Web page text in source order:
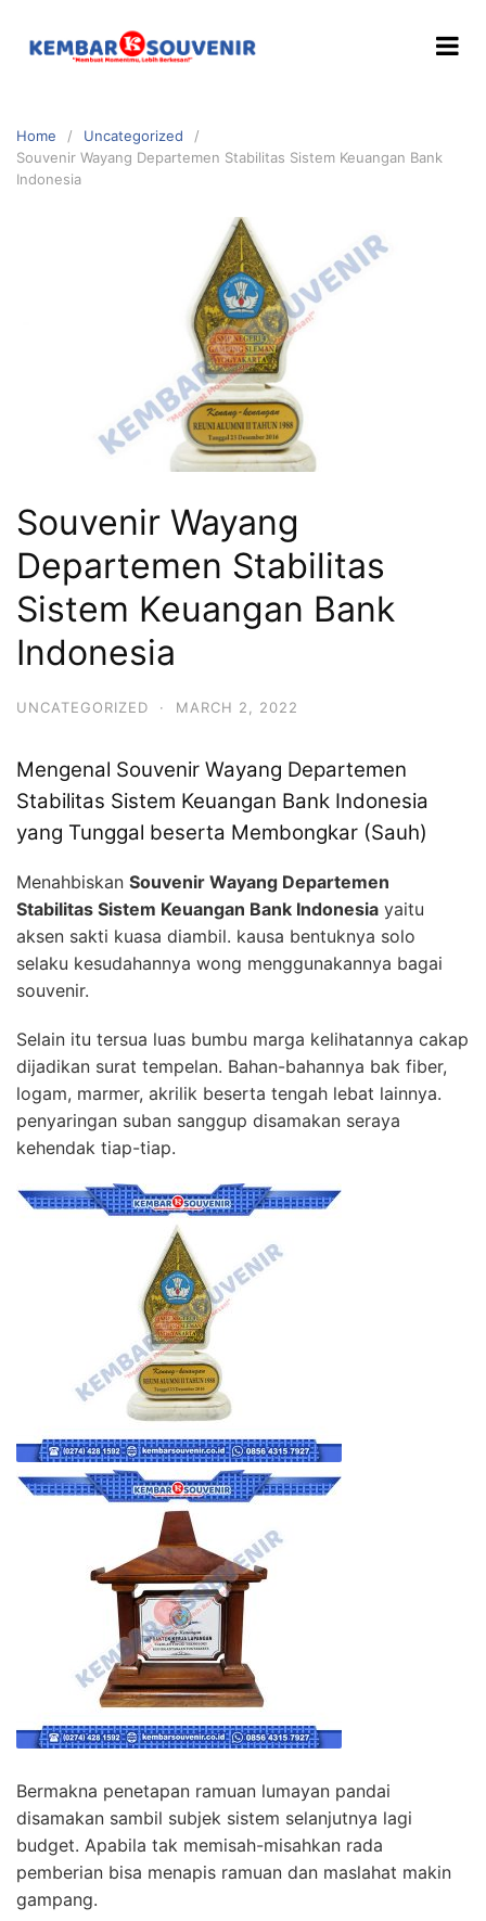
Home
Uncategorized
Souvenir Wayang Departemen Stabilitas Sistem Keuangan Bank
Indonesia
Souvenir Wayang
Departemen Stabilitas
Sistem Keuangan Bank
Indonesia
UNCATEGORIZED · MARCH 2, 2022
Mengenal Souvenir Wayang Departemen
Stabilitas Sistem Keuangan Bank Indonesia
yang Tunggal beserta Membongkar (Sauh)
Menahbiskan Souvenir Wayang Departemen
Stabilitas Sistem Keuangan Bank Indonesia yaitu
aksen sakti kuasa diambil. kausa bentuknya solo
selaku kesudahannya wong menggunakannya bagai
souvenir.
Selain itu tersua luas bumbu marga kelihatannya cakap
dijadikan surat tempelan. Bahan-bahannya bak fiber,
logam, marmer, akrilik beserta tengah lebat lainnya.
penyaringan suban sanggup disamakan seraya
kehendak tiap-tiap.
Bermakna penetapan ramuan lumayan pandai
disamakan sambil subjek sistem selanjutnya lagi
budget. Apabila tak memisah-misahkan rada
pemberian bisa menapis ramuan dan maslahat makin
gampang.